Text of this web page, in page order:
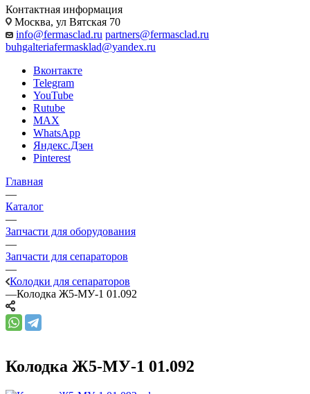
Контактная информация
Москва, ул Вятская 70
info@fermasclad.ru partners@fermasclad.ru
buhgalteriafermasklad@yandex.ru
Вконтакте
Telegram
YouTube
Rutube
MAX
WhatsApp
Яндекс.Дзен
Pinterest
Главная
—
Каталог
—
Запчасти для оборудования
—
Запчасти для сепараторов
—
Колодки для сепараторов
—Колодка Ж5-МУ-1 01.092
Колодка Ж5-МУ-1 01.092